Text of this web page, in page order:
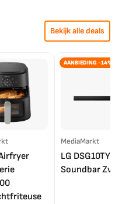
Bekijk alle deals
AANBIEDING -14%
MediaMarkt
LG DSG10TY
Soundbar